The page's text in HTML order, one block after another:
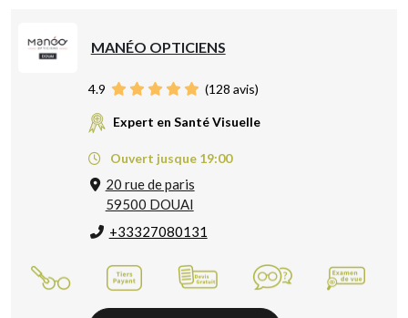
MANÉO OPTICIENS
4.9 (128 avis)
Expert en Santé Visuelle
Ouvert jusque 19:00
20 rue de paris
59500 DOUAI
+33327080131